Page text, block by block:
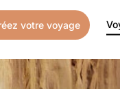
votre voyage